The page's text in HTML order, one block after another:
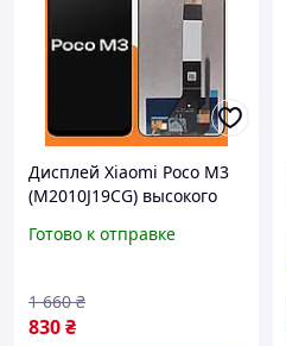
Дисплей Xiaomi Poco M3
(M2010J19CG) высокого
на Ксиоми Поко М3
Готово к отправке
830₴
1 660 ₴